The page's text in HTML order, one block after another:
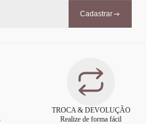
Cadastrar
TROCA & DEVOLUÇÃO
Realize de forma fácil